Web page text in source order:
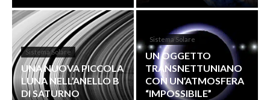
Sistema Solare
UNA NUOVA PICCOLA
LUNA NELL’ANELLO B
DI SATURNO
Sistema Solare
UN OGGETTO
TRANSNETTUNIANO
CON UN’ATMOSFERA
“IMPOSSIBILE”